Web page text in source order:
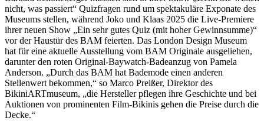
nicht, was passiert“ Quizfragen rund um spektakuläre Exponate des
Museums stellen, während Joko und Klaas 2025 die Live-Premiere
ihrer neuen Show „Ein sehr gutes Quiz (mit hoher Gewinnsumme)“
vor der Haustür des BAM feierten. Das London Design Museum
hat für eine aktuelle Ausstellung vom BAM Originale ausgeliehen,
darunter den roten Original-Baywatch-Badeanzug von Pamela
Anderson. „Durch das BAM hat Bademode einen anderen
Stellenwert bekommen,“ so Marco Preißer, Direktor des
BikiniARTmuseum, „die Hersteller pflegen ihre Geschichte und bei
Auktionen von prominenten Film-Bikinis gehen die Preise durch die
Decke.“